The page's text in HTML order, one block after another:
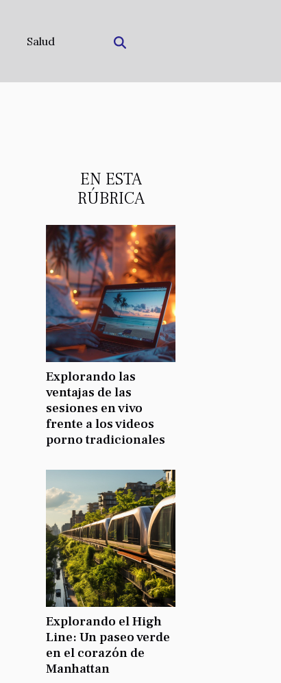
Salud
EN ESTA
RÚBRICA
Explorando las
ventajas de las
sesiones en vivo
frente a los videos
porno tradicionales
Explorando el High
Line: Un paseo verde
en el corazón de
Manhattan